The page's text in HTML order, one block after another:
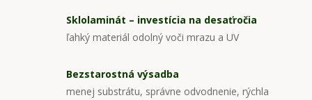
Sklolaminát – investícia na desaťročia
ľahký materiál odolný voči mrazu a UV
Bezstarostná výsadba
menej substrátu, správne odvodnenie, rýchla